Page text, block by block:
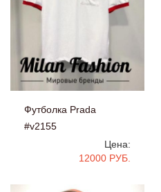
Футболка Prada
#v2155
Цена:
12000 РУБ.